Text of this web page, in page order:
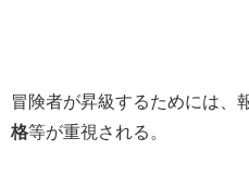
冒険者が昇級するためには、
格等が重視される。